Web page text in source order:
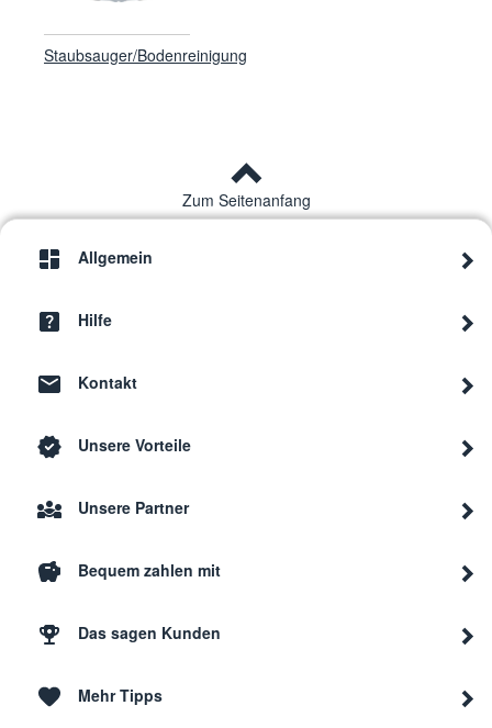
Staubsauger/Bodenreinigung
Zum Seitenanfang
Allgemein
Hilfe
Kontakt
Unsere Vorteile
Unsere Partner
Bequem zahlen mit
Das sagen Kunden
Mehr Tipps